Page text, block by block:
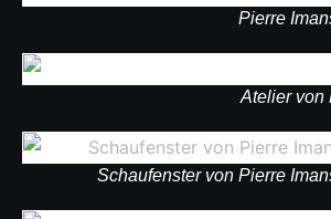
Pierre
Atelier von
Schaufenster von Pierre